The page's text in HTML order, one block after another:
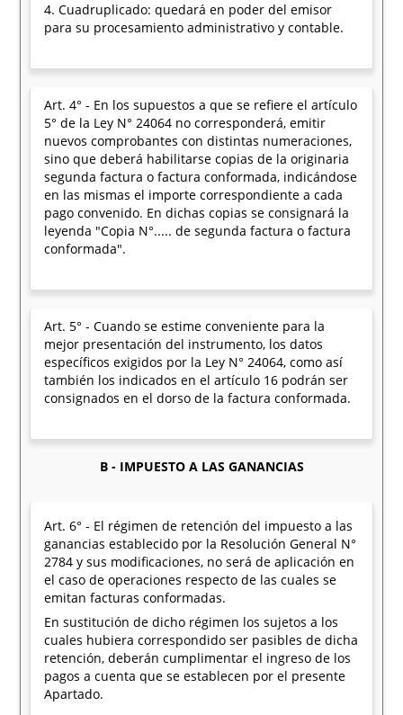
4. Cuadruplicado: quedará en poder del emisor
para su procesamiento administrativo y contable.
Art. 4° - En los supuestos a que se refiere el artículo
5° de la Ley N° 24064 no corresponderá, emitir
nuevos comprobantes con distintas numeraciones,
sino que deberá habilitarse copias de la originaria
segunda factura o factura conformada, indicándose
en las mismas el importe correspondiente a cada
pago convenido. En dichas copias se consignará la
leyenda "Copia N°..... de segunda factura o factura
conformada".
Art. 5° - Cuando se estime conveniente para la
mejor presentación del instrumento, los datos
específicos exigidos por la Ley N° 24064, como así
también los indicados en el artículo 16 podrán ser
consignados en el dorso de la factura conformada.
B - IMPUESTO A LAS GANANCIAS
Art. 6° - El régimen de retención del impuesto a las
ganancias establecido por la Resolución General N°
2784 y sus modificaciones, no será de aplicación en
el caso de operaciones respecto de las cuales se
emitan facturas conformadas.
En sustitución de dicho régimen los sujetos a los
cuales hubiera correspondido ser pasibles de dicha
retención, deberán cumplimentar el ingreso de los
pagos a cuenta que se establecen por el presente
Apartado.